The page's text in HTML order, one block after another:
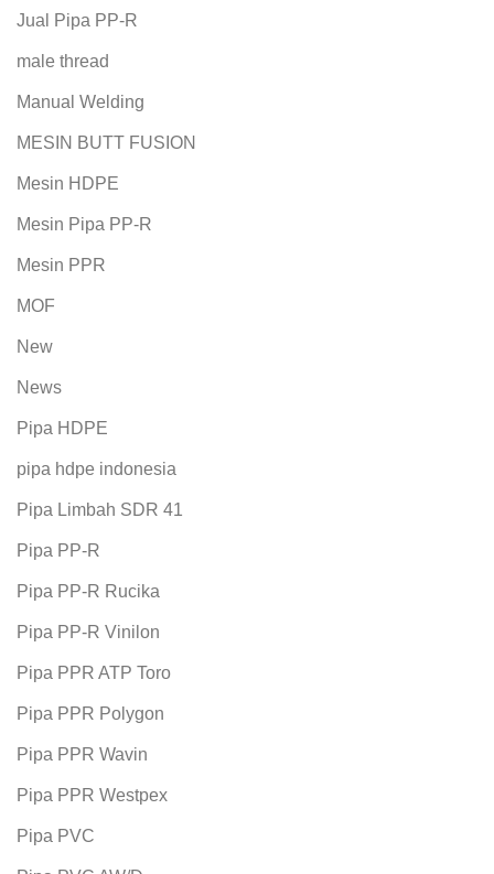
Jual Pipa PP-R
male thread
Manual Welding
MESIN BUTT FUSION
Mesin HDPE
Mesin Pipa PP-R
Mesin PPR
MOF
New
News
Pipa HDPE
pipa hdpe indonesia
Pipa Limbah SDR 41
Pipa PP-R
Pipa PP-R Rucika
Pipa PP-R Vinilon
Pipa PPR ATP Toro
Pipa PPR Polygon
Pipa PPR Wavin
Pipa PPR Westpex
Pipa PVC